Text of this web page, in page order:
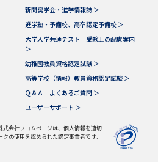
新聞奨学会・進学情報誌 ＞
進学塾・予備校、高卒認定予備校 ＞
大学入学共通テスト「受験上の配慮案内」
＞
幼稚園教員資格認定試験 ＞
高等学校（情報）教員資格認定試験 ＞
Ｑ＆Ａ よくあるご質問 ＞
ユーザーサポート ＞
会社フロムページは、個人情報を適切
の使用を認められた認定事業者です。